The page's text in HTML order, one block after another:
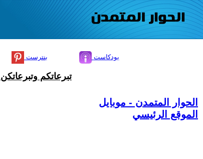
بنترست بودكاست
تبرعاتكم
الحوار المتمدن - موبايل
الموقع الرئيسي